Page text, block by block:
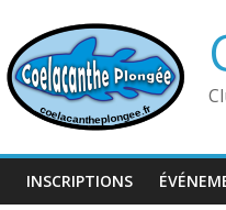
INSCRIPTIONS